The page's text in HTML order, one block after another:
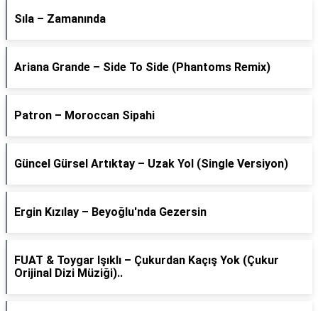
Sıla – Zamanında
Ariana Grande – Side To Side (Phantoms Remix)
Patron – Moroccan Sipahi
Güncel Gürsel Artıktay – Uzak Yol (Single Versiyon)
Ergin Kızılay – Beyoğlu'nda Gezersin
FUAT & Toygar Işıklı – Çukurdan Kaçış Yok (Çukur
Orijinal Dizi Müziği)..